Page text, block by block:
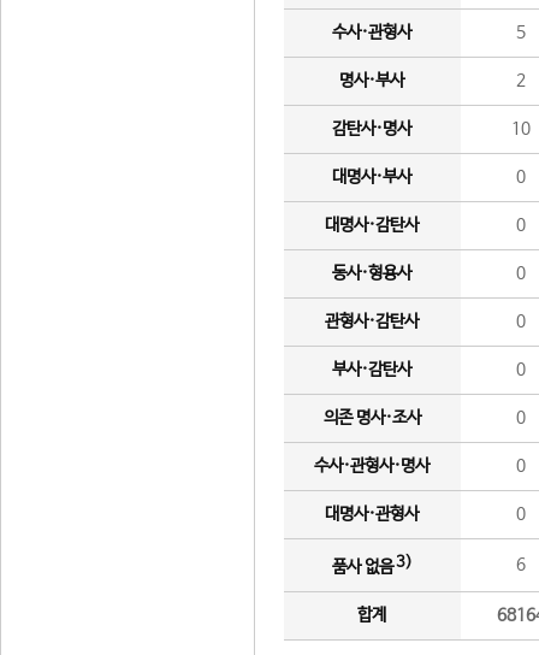
수사·관형사 5
명사·부사 2
감탄사·명사 10
대명사·부사 0
대명사·감탄사 0
동사·형용사 0
관형사·감탄사 0
부사·감탄사 0
의존 명사·조사 0
수사·관형사·명사 0
대명사·관형사 0
품사 없음3) 6
합계